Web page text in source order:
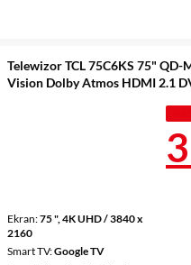
Telewizor TCL 75C6KS 75"
Vision Dolby Atmos HDMI 2.1
Ekran 75 ", 4K UHD / 3840 x
2160
Smart TV Google TV